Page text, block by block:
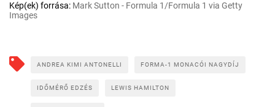
Kép(ek) forrása: Mark Sutton - Formula 1/Formula 1 via Getty
Images
ANDREA KIMI ANTONELLI FORMA-1 MONACÓI NAGYDÍJ
IDŐMÉRŐ EDZÉS LEWIS HAMILTON